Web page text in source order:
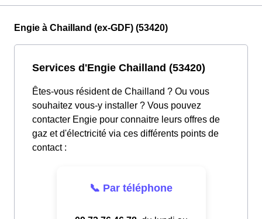
Engie à Chailland (ex-GDF) (53420)
Services d'Engie Chailland (53420)
Êtes-vous résident de Chailland ? Ou vous
souhaitez vous-y installer ? Vous pouvez
contacter Engie pour connaitre leurs offres de
gaz et d'électricité via ces différents points de
contact :
📞 Par téléphone